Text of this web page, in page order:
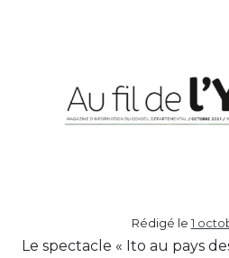
Rédigé le 1
Le spectacle « Ito au pays